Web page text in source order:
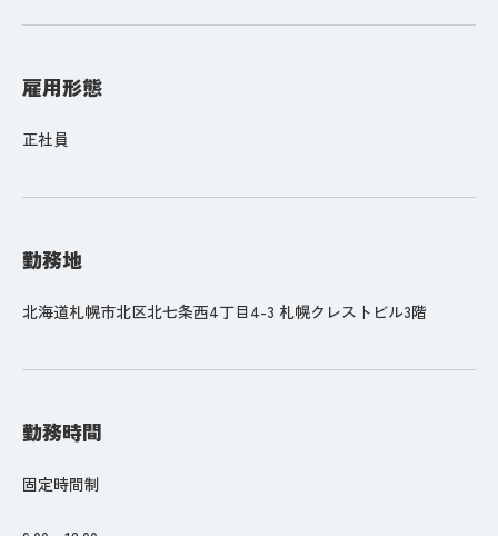
雇用形態
正社員
勤務地
北海道札幌市北区北七条西4丁目4-3 札幌クレストビル3階
勤務時間
固定時間制